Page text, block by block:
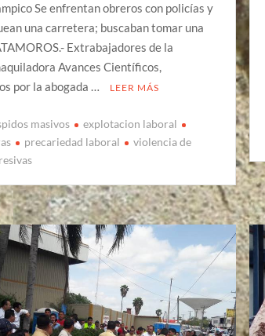
Se enfrentan obreros con policías y
una carretera; buscaban tomar una
Extrabajadores de la
Avances Científicos,
por la abogada …
LEER MÁS
masivos
explotacion laboral
precariedad laboral
violencia de